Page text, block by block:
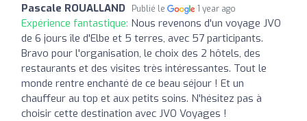
Pascale ROUALLAND Publié le 1 year ago
Expérience fantastique: Nous revenons d'un voyage JVO
de 6 jours île d'Elbe et 5 terres, avec 57 participants.
Bravo pour l'organisation, le choix des 2 hôtels, des
restaurants et des visites très intéressantes. Tout le
monde rentre enchanté de ce beau séjour ! Et un
chauffeur au top et aux petits soins. N'hésitez pas à
choisir cette destination avec JVO Voyages !